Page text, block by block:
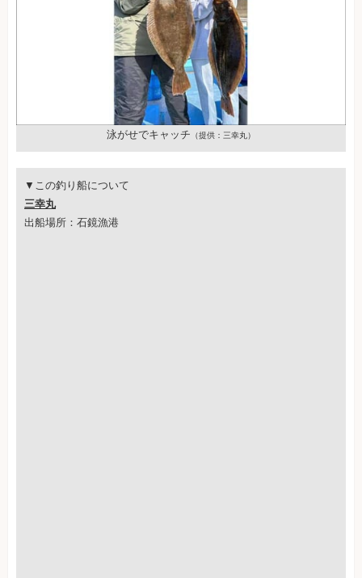
泳がせでキャッチ （提供：三幸丸）
▼この釣り船について
三幸丸
出船場所：石鏡漁港